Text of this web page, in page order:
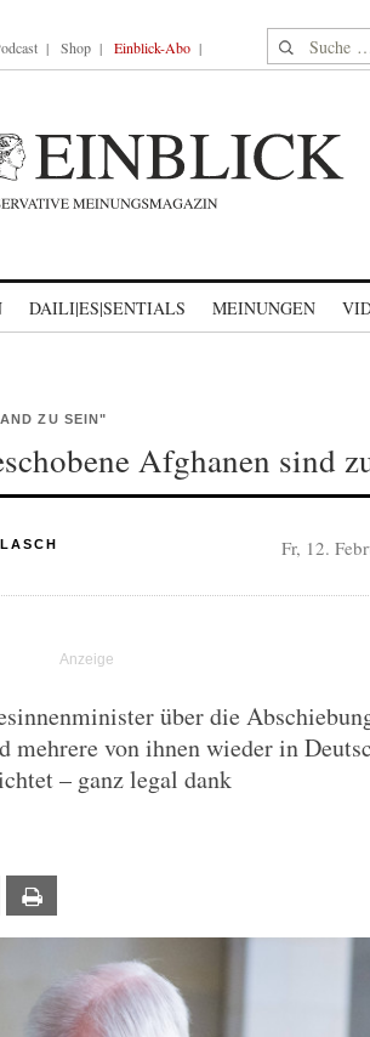
Shop Einblick-Abo Suche nach:
DAILI|ES|SENTIALS MEINUNGEN
ZU SEIN"
Afghanen sind
Fr, 12.
über die
mehrere von ihnen wieder in
– ganz legal dank
Email